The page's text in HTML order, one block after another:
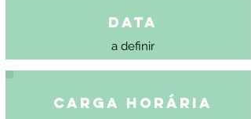
Data
a definir
Carga Horária